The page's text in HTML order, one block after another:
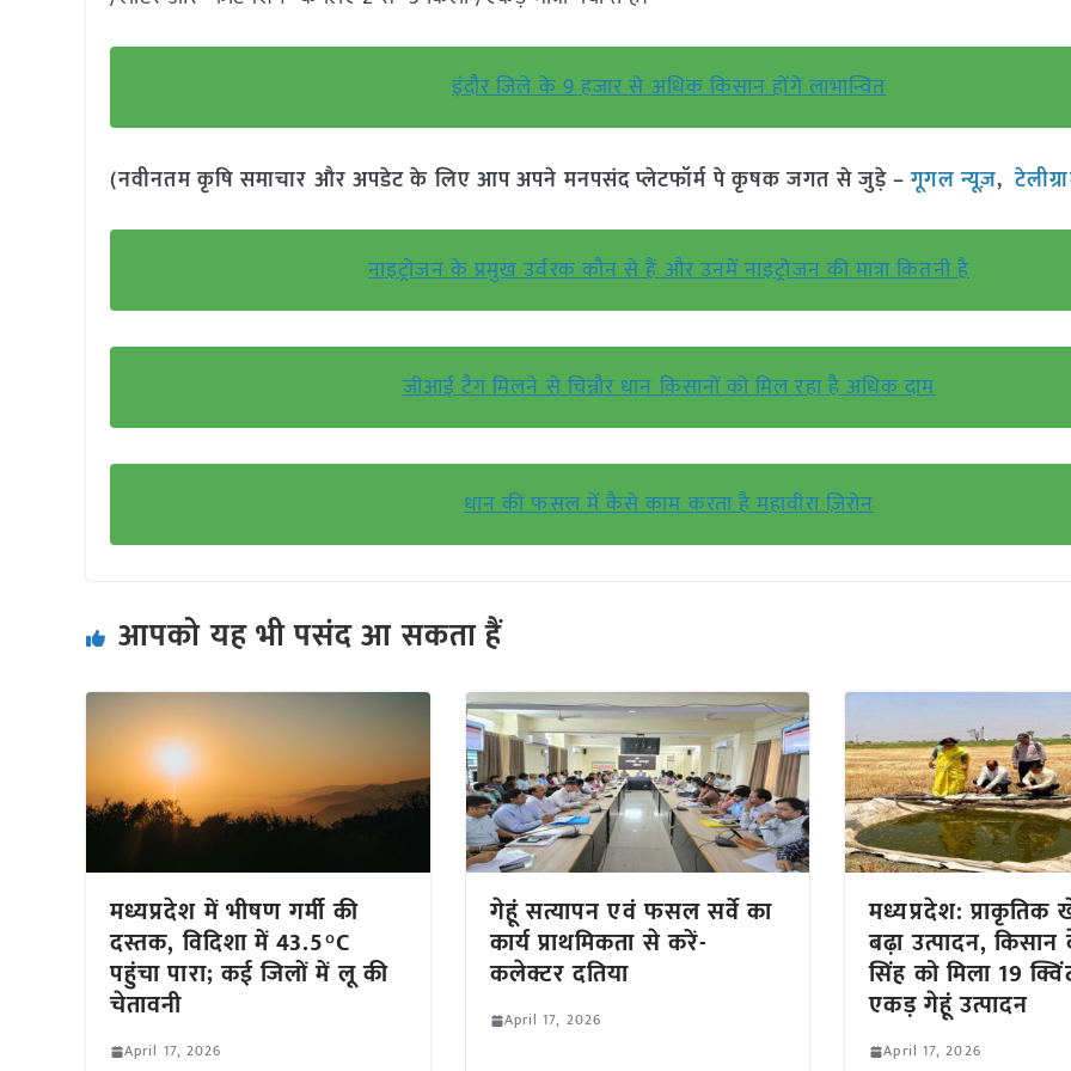
इंदौर जिले के 9 हजार से अधिक किसान होंगे लाभान्वित
(नवीनतम कृषि समाचार और अपडेट के लिए आप अपने मनपसंद प्लेटफॉर्म पे कृषक जगत से जुड़े –गूगल न्यूज़,
नाइट्रोजन के प्रमुख उर्वरक कौन से हैं और उनमें नाइट्रोजन की मात्रा कितनी है
जीआई टैग मिलने से चिन्नौर धान किसानों को मिल रहा है अधिक दाम
धान की फसल में कैसे काम करता है महावीरा ज़िरोन
आपको यह भी पसंद आ सकता हैं
मध्यप्रदेश में भीषण गर्मी की
दस्तक, विदिशा में 43.5°C
पहुंचा पारा; कई जिलों में लू की
चेतावनी
April 17, 2026
गेहूं सत्यापन एवं फसल सर्वे का
कार्य प्राथमिकता से करें-
कलेक्टर दतिया
April 17, 2026
मध्यप्रदेश: प्राकृतिक
बढ़ा उत्पादन,
सिंह को मिला 19
एकड़ गेहूं उत्पादन
April 17, 2026